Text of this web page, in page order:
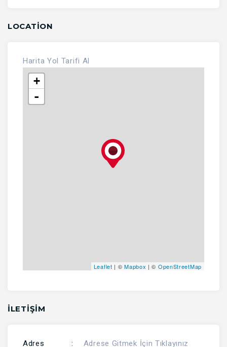
LOCATION
Harita Yol Tarifi Al
+
-
Leaflet | ©Mapbox | © OpenStreetMap
İLETİŞİM
Adres : Adrese Gitmek İçin Tıklayınız